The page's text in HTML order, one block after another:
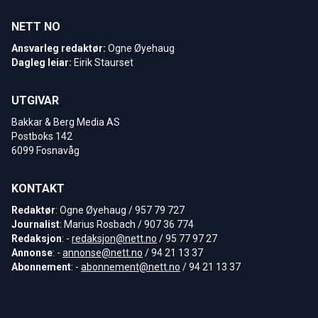
NETT NO
Ansvarleg redaktør: Ogne Øyehaug
Dagleg leiar: Eirik Staurset
UTGIVAR
Bakkar & Berg Media AS
Postboks 142
6099 Fosnavåg
KONTAKT
Redaktør: Ogne Øyehaug / 957 79 727
Journalist: Marius Rosbach / 907 36 774
Redaksjon: - redaksjon@nett.no / 95 77 97 27
Annonse: - annonse@nett.no / 94 21 13 37
Abonnement: - abonnement@nett.no / 94 21 13 37